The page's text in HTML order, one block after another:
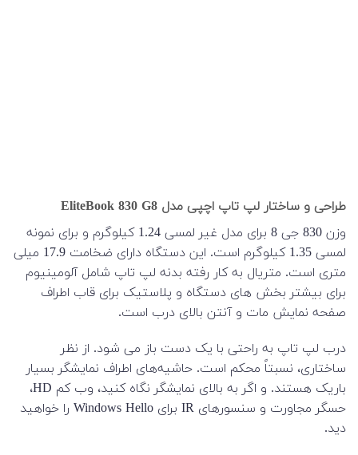
طراحی و ساختار لپ تاپ اچپی مدل EliteBook 830 G8
وزن 830 جی 8 برای مدل غیر لمسی 1.24 کیلوگرم و برای نمونه
لمسی 1.35 کیلوگرم است. این دستگاه دارای ضخامت 17.9 میلی
متری است. متریال به کار رفته بدنه لپ تاپ شامل آلومینیوم
برای بیشتر بخش های دستگاه و پلاستیک برای قاب اطراف
صفحه نمایش مات و آنتن بالای درب است.
درب لپ تاپ به راحتی با یک دست باز می شود. از نظر
ساختاری، نسبتاً محکم است. حاشیه‌های اطراف نمایشگر بسیار
باریک هستند. و اگر به بالای نمایشگر نگاه کنید، وب کم HD،
حسگر مجاورت و سنسورهای IR برای Windows Hello را خواهید
دید.